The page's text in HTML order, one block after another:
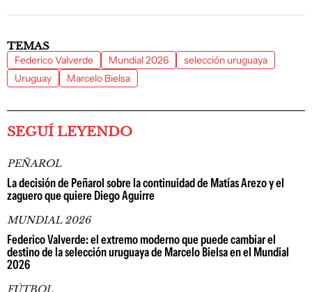
TEMAS
Federico Valverde Mundial 2026
selección uruguaya
Uruguay
Marcelo Bielsa
SEGUÍ LEYENDO
PEÑAROL
La decisión de Peñarol sobre la continuidad de Matías Arezo y el
zaguero que quiere Diego Aguirre
MUNDIAL 2026
Federico Valverde: el extremo moderno que puede cambiar el
destino de la selección uruguaya de Marcelo Bielsa en el Mundial
2026
FÚTBOL